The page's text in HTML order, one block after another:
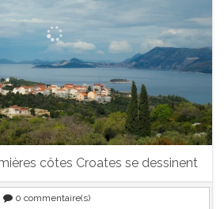
côtes Croates se dessinent
0 commentaire(s)